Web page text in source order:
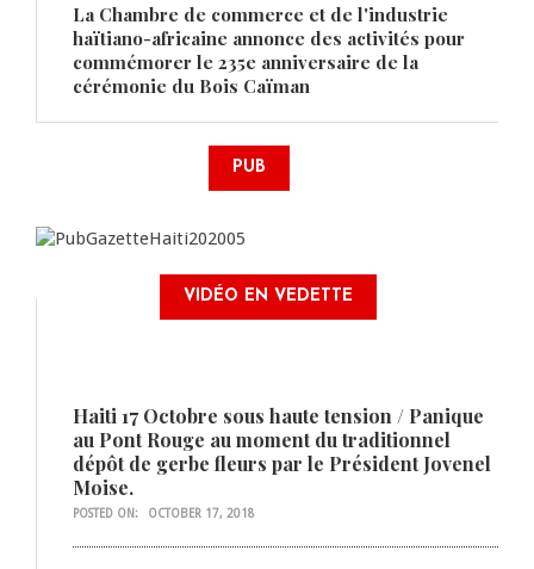
La Chambre de commerce et de l'industrie
haïtiano-africaine annonce des activités pour
commémorer le 235e anniversaire de la
cérémonie du Bois Caïman
PUB
VIDÉO EN VEDETTE
Haiti 17 Octobre sous haute tension / Panique
au Pont Rouge au moment du traditionnel
dépôt de gerbe fleurs par le Président Jovenel
Moise.
POSTED ON: OCTOBER 17, 2018